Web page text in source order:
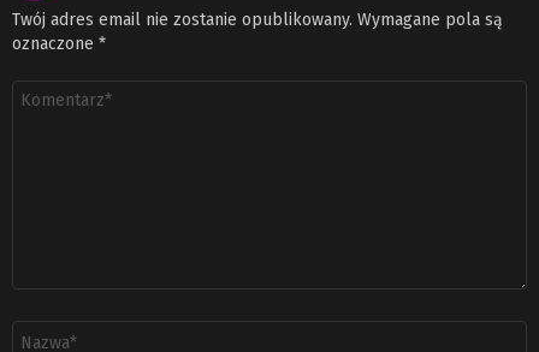
Twój adres email nie zostanie opublikowany. Wymagane pola są
oznaczone *
Komentarz